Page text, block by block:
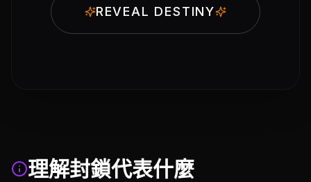
REVEAL DESTINY
理解封鎖代表什麼